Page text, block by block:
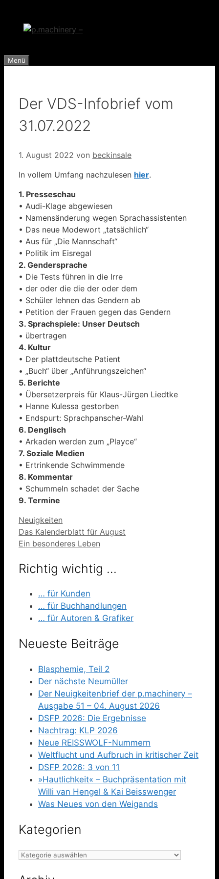
springen
Menü
Der VDS-Infobrief vom
31.07.2022
1. August 2022 von beckinsale
In vollem Umfang nachzulesen hier.
1. Presseschau
• Audi-Klage abgewiesen
• Namensänderung wegen Sprachassistenten
• Das neue Modewort „tatsächlich“
• Aus für „Die Mannschaft“
• Politik im Eisregal
2. Gendersprache
• Die Tests führen in die Irre
• der oder die die der oder dem
• Schüler lehnen das Gendern ab
• Petition der Frauen gegen das Gendern
3. Sprachspiele: Unser Deutsch
• übertragen
4. Kultur
• Der plattdeutsche Patient
• „Buch“ über „Anführungszeichen“
5. Berichte
• Übersetzerpreis für Klaus-Jürgen Liedtke
• Hanne Kulessa gestorben
• Endspurt: Sprachpanscher-Wahl
6. Denglisch
• Arkaden werden zum „Playce“
7. Soziale Medien
• Ertrinkende Schwimmende
8. Kommentar
• Schummeln schadet der Sache
9. Termine
Kategorien
Neuigkeiten
Das Kalenderblatt für August
Ein besonderes Leben
Richtig wichtig …
… für Kunden
… für Buchhandlungen
… für Autoren & Grafiker
Neueste Beiträge
Blasphemie, Teil 2
Der nächste Neumüller
Der Neuigkeitenbrief der p.machinery –
Ausgabe 51 – 04. August 2026
DSFP 2026: Die Ergebnisse
Nachtrag: KLP 2026
Neue REISSWOLF-Nummern
Weltflucht und Aufbruch in kritischer Zeit
DSFP 2026: 3 von 11
»Hautlichkeit« – Buchpräsentation mit
Willi van Hengel & Kai Beisswenger
Was Neues von den Weigands
Kategorien
Kategorien